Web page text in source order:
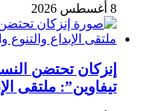
8 أغسطس 2026
إنزكان تحتضن
تيفاوين”: ملتقى